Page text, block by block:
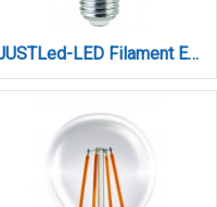
JUSTLed-LED Filament Ε27 ST64 10W 4000K Φυσικό Dimmable (B276410202)